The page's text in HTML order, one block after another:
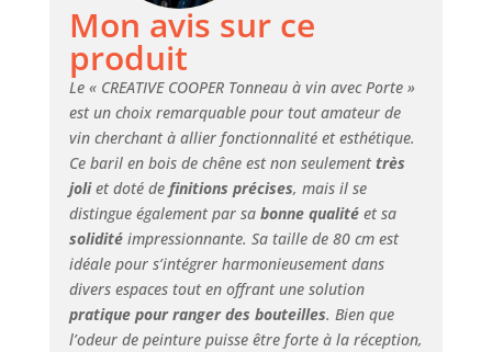
dans le pays, un
meuble de bar
moderne pour vos
vins et autres
boissons
alcoolisées, un
cadeau unique
pour les hommes
Notre bar tonneau
à vin contient
environ 30 à 40
bouteilles, il peut
également être
utilisé comme
Mon avis sur ce
produit
Le « CREATIVE COOPER Tonneau à vin avec Porte »
est un choix remarquable pour tout amateur de
vin cherchant à allier fonctionnalité et esthétique.
Ce baril en bois de chêne est non seulementtrès
joliet doté de finitions précises, mais il se
distingue également par sa bonne qualitéet sa
soliditéimpressionnante. Sa taille de 80 cm est
idéale pour s’intégrer harmonieusement dans
divers espaces tout en offrant une solution
pratique pour ranger des bouteilles. Bien que
l’odeur de peinture puisse être forte à la réception,